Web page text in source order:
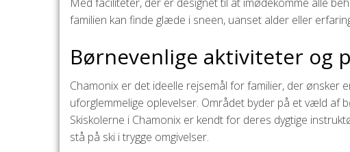
familien kan finde glæde i sneen, uanset alder eller
Børnevenlige aktiviteter og
Chamonix er det ideelle rejsemål for familier, der ønsker
uforglemmelige oplevelser. Området byder på et væld af
Skiskolerne i Chamonix er kendt for deres dygtige
stå på ski i trygge omgivelser.